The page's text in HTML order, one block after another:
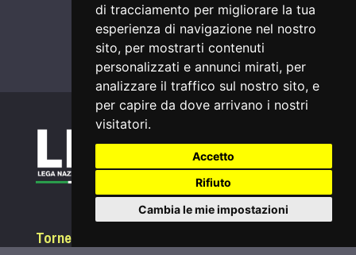
di tracciamento per migliorare la tua
esperienza di navigazione nel nostro
sito, per mostrarti contenuti
personalizzati e annunci mirati, per
analizzare il traffico sul nostro sito, e
per capire da dove arrivano i nostri
visitatori.
Accetto
Rifiuto
Cambia le mie impostazioni
Tornei